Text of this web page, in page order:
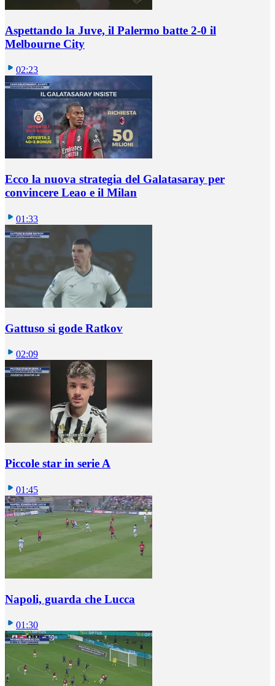
Aspettando la Juve, il Palermo batte 2-0 il
Melbourne City
02:23
Ecco la nuova strategia del Galatasaray per
convincere Leao e il Milan
01:33
Gattuso si gode Ratkov
02:09
Piccole star in serie A
01:45
Napoli, guarda che Lucca
01:30